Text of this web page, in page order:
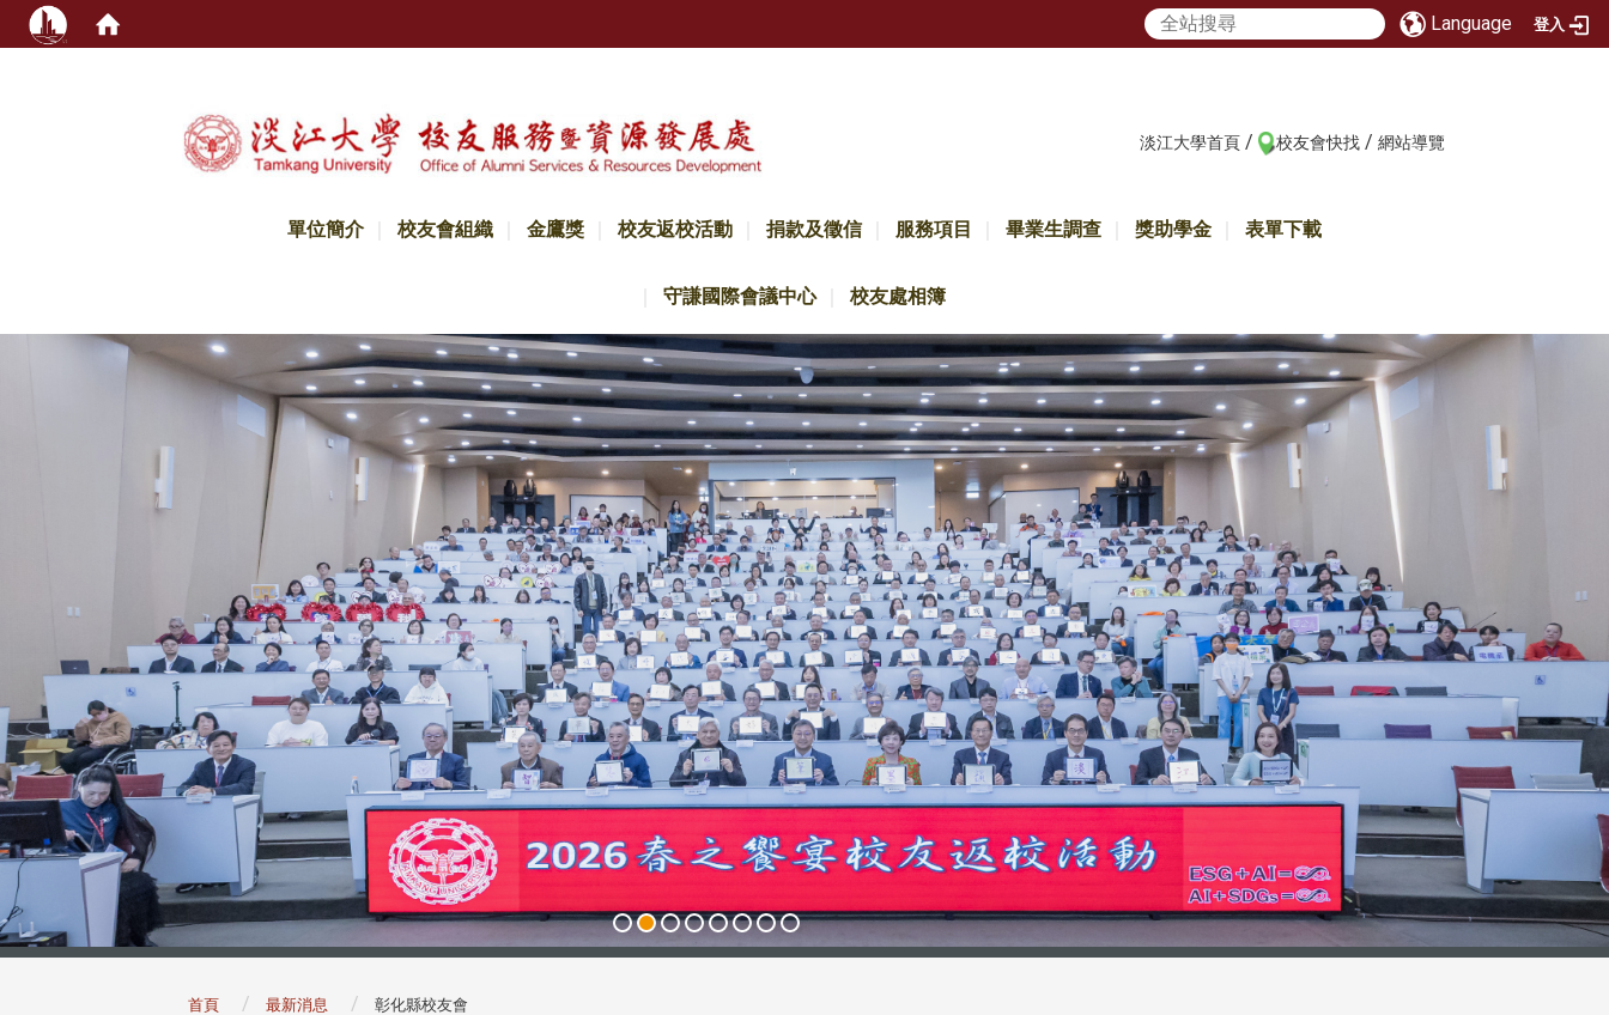
Language 登入
淡江大學首頁 / 校友會快找 / 網站導覽
單位簡介 校友會組織 金鷹獎 校友返校活動 捐款及徵信 服務項目 畢業生調查 獎助學金 表單下載
守謙國際會議中心 校友處相簿
首頁 最新消息 彰化縣校友會